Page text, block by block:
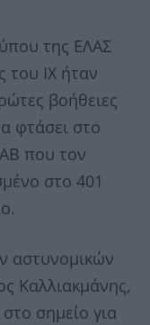
της ΕΛΑΣ
του ΙΧ ήταν
βοήθειες
φτάσει στο
που τον
στο 401
αστυνομικών
Καλλιακμάνης,
σημείο για